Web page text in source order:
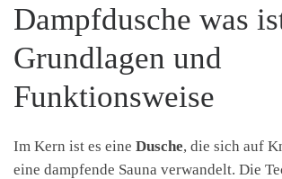
Dampfdusche was
Grundlagen und
Funktionsweise
Im Kern ist es eine Dusche, die sich auf
eine dampfende Sauna verwandelt. Die